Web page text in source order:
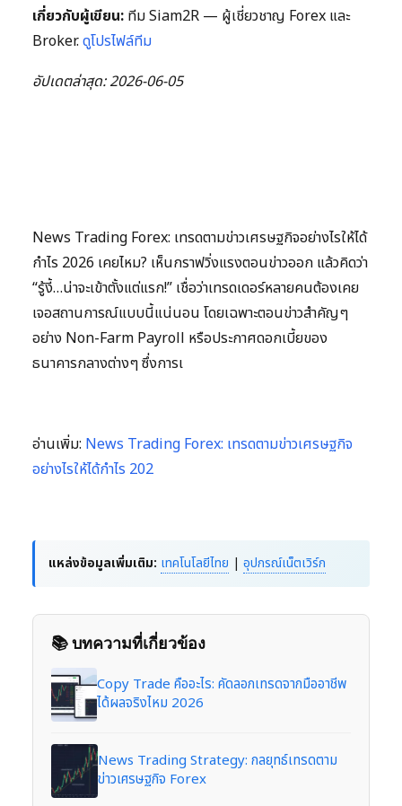
เกี่ยวกับผู้เขียน: ทีม Siam2R — ผู้เชี่ยวชาญ Forex และ
Broker.ดูโปรไฟล์ทีม
อัปเดตล่าสุด: 2026-06-05
News Trading Forex: เทรดตามข่าวเศรษฐกิจอย่างไรให้ได้
กำไร 2026 เคยไหม? เห็นกราฟวิ่งแรงตอนข่าวออก แล้วคิดว่า
“รู้งี้…น่าจะเข้าตั้งแต่แรก!” เชื่อว่าเทรดเดอร์หลายคนต้องเคย
เจอสถานการณ์แบบนี้แน่นอน โดยเฉพาะตอนข่าวสำคัญๆ
อย่าง Non-Farm Payroll หรือประกาศดอกเบี้ยของ
ธนาคารกลางต่างๆ ซึ่งการเ
อ่านเพิ่ม: News Trading Forex: เทรดตามข่าวเศรษฐกิจ
อย่างไรให้ได้กำไร 202
แหล่งข้อมูลเพิ่มเติม: เทคโนโลยีไทย | อุปกรณ์เน็ตเวิร์ก
📚 บทความที่เกี่ยวข้อง
Copy Trade คืออะไร: คัดลอกเทรดจากมืออาชีพ
ได้ผลจริงไหม 2026
News Trading Strategy: กลยุทธ์เทรดตาม
ข่าวเศรษฐกิจ Forex